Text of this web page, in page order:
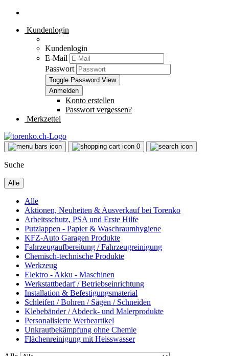
Kundenlogin
Kundenlogin
E-Mail
Passwort
Toggle Password View
Konto erstellen
Passwort vergessen?
Merkzettel
0
Suche
Alle
Alle
Aktionen, Neuheiten & Ausverkauf bei Torenko
Arbeitsschutz, PSA und Erste Hilfe
Putzlappen - Papier & Waschraumhygiene
KFZ-Auto Garagen Produkte
Fahrzeugaufbereitung / Fahrzeugreinigung
Chemisch-technische Produkte
Werkzeug
Elektro - Akku - Maschinen
Werkstattbedarf / Betriebseinrichtung
Installation & Befestigungsmaterial
Schleifen / Bohren / Sägen / Schneiden
Klebebänder / Abdeck- und Malerprodukte
Personalisierte Werbeartikel
Unkrautbekämpfung ohne Chemie
Flächenreinigung mit Heisswasser